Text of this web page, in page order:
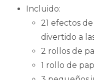
Incluido:
21 efectos
divertido a
2 rollos de
1 rollo de